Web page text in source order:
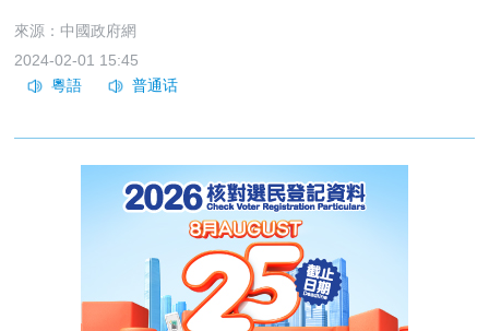
來源：中國政府網
2024-02-01 15:45